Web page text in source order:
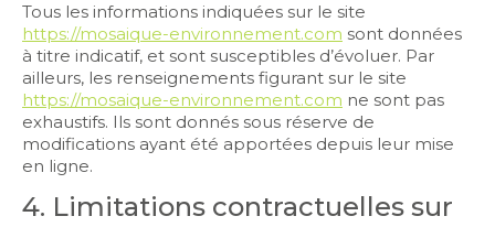
Tous les informations indiquées sur le site
https://mosaique-environnement.com sont données
à titre indicatif, et sont susceptibles d’évoluer. Par
ailleurs, les renseignements figurant sur le site
https://mosaique-environnement.com ne sont pas
exhaustifs. Ils sont donnés sous réserve de
modifications ayant été apportées depuis leur mise
en ligne.
4. Limitations contractuelles sur